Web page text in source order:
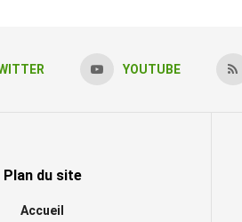
YOUTUBE
Plan du site
Accueil